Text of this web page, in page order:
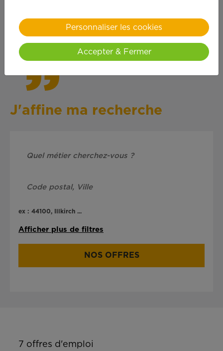
quand on y met du
cœur !
J'affine ma recherche
ex : 44100, Illkirch ...
Afficher plus de filtres
NOS OFFRES
7 offres d'emploi
Personnaliser les cookies
Accepter & Fermer